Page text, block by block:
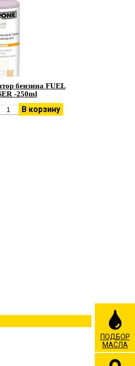
бензина FUEL
-250ml
В корзину
ПОДБОР
МАСЛА